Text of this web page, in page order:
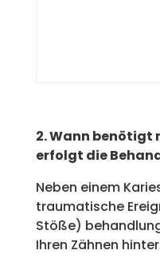
2. Wann benötigt
erfolgt die
Neben einem
traumatische
Stöße)
Ihren Zähnen